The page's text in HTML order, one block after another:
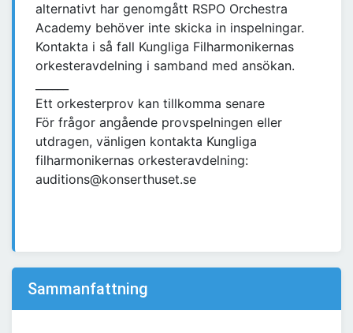
alternativt har genomgått RSPO Orchestra
Academy behöver inte skicka in inspelningar.
Kontakta i så fall Kungliga Filharmonikernas
orkesteravdelning i samband med ansökan.
Ett orkesterprov kan tillkomma senare
För frågor angående provspelningen eller
utdragen, vänligen kontakta Kungliga
filharmonikernas orkesteravdelning:
auditions@konserthuset.se
Sammanfattning